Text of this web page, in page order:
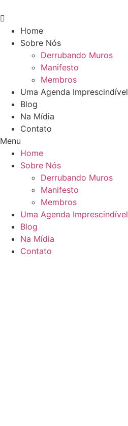
para
conteúdo
Home
Sobre Nós
Derrubando Muros
Manifesto
Membros
Uma Agenda Imprescindível
Blog
Na Mídia
Contato
Menu
Home
Sobre Nós
Derrubando Muros
Manifesto
Membros
Uma Agenda Imprescindível
Blog
Na Mídia
Contato